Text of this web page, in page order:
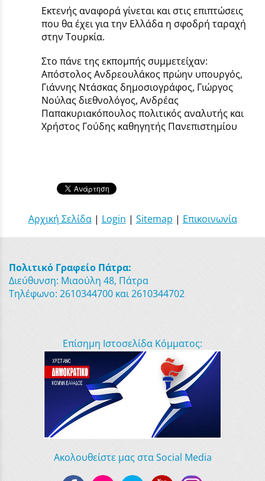
Εκτενής αναφορά γίνεται και στις επιπτώσεις
που θα έχει για την Ελλάδα η σφοδρή ταραχή
στην Τουρκία.
Στο πάνε της εκπομπής συμμετείχαν:
Απόστολος Ανδρεουλάκος πρώην υπουργός,
Γιάννης Ντάσκας δημοσιογράφος, Γιώργος
Νούλας διεθνολόγος, Ανδρέας
Παπακυριακόπουλος πολιτικός αναλυτής και
Χρήστος Γούδης καθηγητής Πανεπιστημίου
Αρχική Σελίδα| Login | Sitemap | Επικοινωνία
Πολιτικό Γραφείο Πάτρα:
Διεύθυνση: Μιαούλη 48, Πάτρα
Τηλέφωνο: 2610344700 και 2610344702
Επίσημη Ιστοσελίδα Κόμματος:
Ακολουθείστε μας στα Social Media